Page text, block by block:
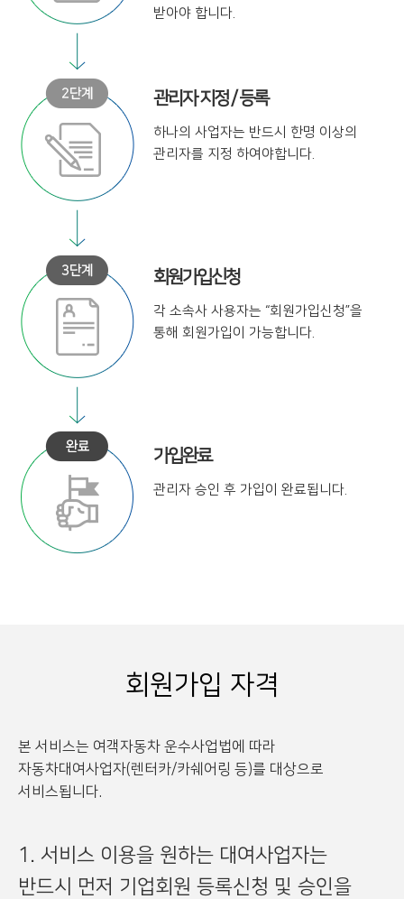
받아야 합니다.
관리자 지정 / 등록
하나의 사업자는 반드시 한명 이상의
관리자를 지정 하여야합니다.
회원가입신청
각 소속사 사용자는 “회원가입신청”을
통해 회원가입이 가능합니다.
가입완료
관리자 승인 후 가입이 완료됩니다.
회원가입 자격
본 서비스는 여객자동차 운수사업법에 따라
자동차대여사업자(렌터카/카쉐어링 등)를 대상으로
서비스됩니다.
1. 서비스 이용을 원하는 대여사업자는
반드시 먼저 기업회원 등록신청 및 승인을